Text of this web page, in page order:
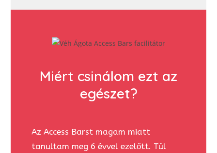
Miért csinálom ezt az
egészet?
Az Access Barst magam miatt
tanultam meg 6 évvel ezelőtt. Túl